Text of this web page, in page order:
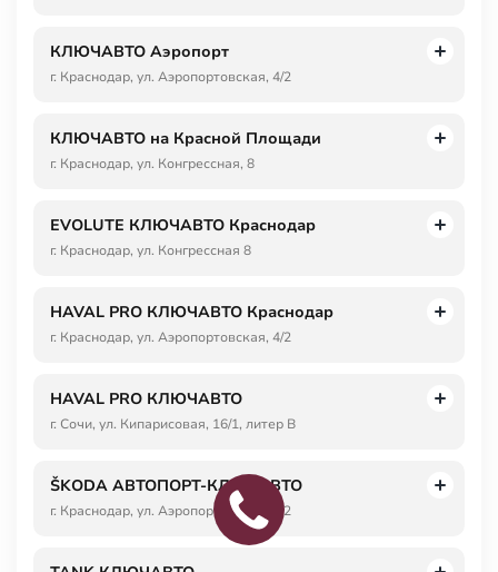
КЛЮЧАВТО Аэропорт
г. Краснодар, ул. Аэропортовская, 4/2
КЛЮЧАВТО на Красной Площади
г. Краснодар, ул. Конгрессная, 8
EVOLUTE КЛЮЧАВТО Краснодар
г. Краснодар, ул. Конгрессная 8
HAVAL PRO КЛЮЧАВТО Краснодар
г. Краснодар, ул. Аэропортовская, 4/2
HAVAL PRO КЛЮЧАВТО
г. Сочи, ул. Кипарисовая, 16/1, литер В
ŠKODA АВТОПОРТ-КЛЮЧАВТО
г. Краснодар, ул. Аэропортовская, 4/2